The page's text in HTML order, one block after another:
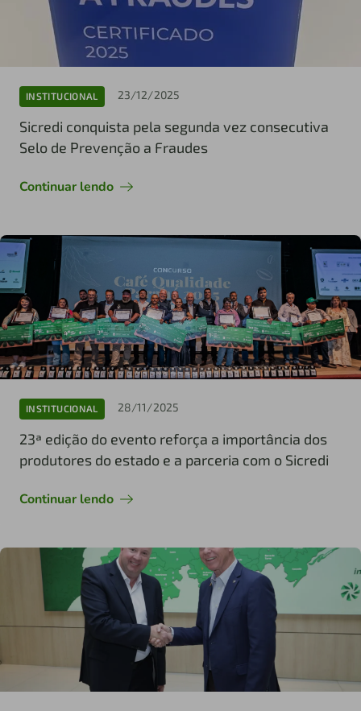
INSTITUCIONAL 23/12/2025
Sicredi conquista pela segunda vez consecutiva
Selo de Prevenção a Fraudes
Continuar lendo
INSTITUCIONAL 28/11/2025
23ª edição do evento reforça a importância dos
produtores do estado e a parceria com o Sicredi
Continuar lendo